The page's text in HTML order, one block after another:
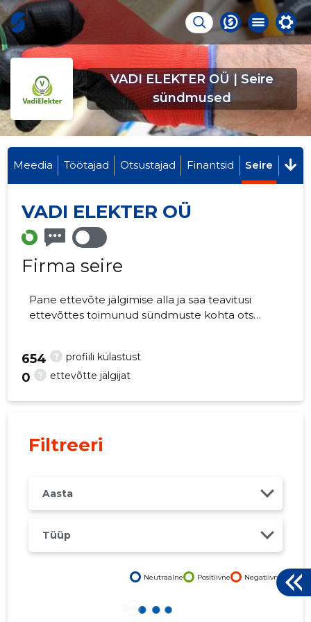
VADI ELEKTER OÜ | Seire
sündmused
Meedia Töötajad Otsustajad Finantsid Seire
VADI ELEKTER OÜ
Firma seire
Pane ettevõte jälgimise alla ja saa teavitusi
ettevõttes toimunud sündmuste kohta otse
? profiili külastust
654
? ettevõtte jälgijat
0
Filtreeri
Aasta
Tüüp
Neutraalne Positiivne Negatiivne